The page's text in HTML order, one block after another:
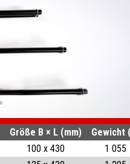
Größe B × L (mm)
Gewicht
100 x 430
1 055